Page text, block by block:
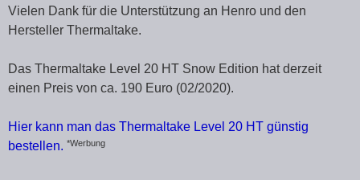
Vielen Dank für die Unterstützung an Henro und den
Hersteller Thermaltake.
Das Thermaltake Level 20 HT Snow Edition hat derzeit
einen Preis von ca. 190 Euro (02/2020).
Hier kann man das Thermaltake Level 20 HT günstig
bestellen. *Werbung